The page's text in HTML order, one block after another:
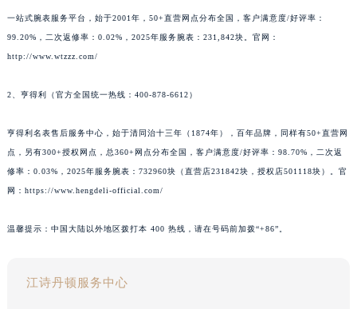
一站式腕表服务平台，始于2001年，50+直营网点分布全国，客户满意度/好评率：
99.20%，二次返修率：0.02%，2025年服务腕表：231,842块。官网：
http://www.wtzzz.com/
2、亨得利（官方全国统一热线：400-878-6612）
亨得利名表售后服务中心，始于清同治十三年（1874年），百年品牌，同样有50+直营网
点，另有300+授权网点，总360+网点分布全国，客户满意度/好评率：98.70%，二次返
修率：0.03%，2025年服务腕表：732960块（直营店231842块，授权店501118块）。官
网：https://www.hengdeli-official.com/
温馨提示：中国大陆以外地区拨打本 400 热线，请在号码前加拨“+86”。
江诗丹顿服务中心